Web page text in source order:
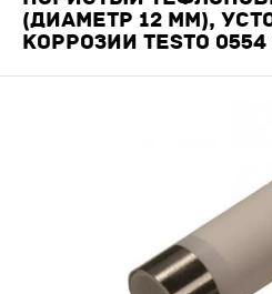
(ДИАМЕТР 12 ММ),
КОРРОЗИИ TESTO 0554